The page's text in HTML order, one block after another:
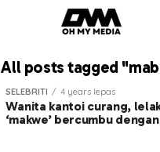
All posts tagged
SELEBRITI 4 years lepas
Wanita kantoi curang,
‘makwe’ bercumbu